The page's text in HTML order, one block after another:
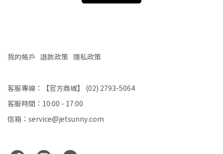
我的帳戶 退款政策 隱私政策
客服專線：【官方商城】 (02) 2793-5064
客服時間：10:00 - 17:00
信箱：service@jetsunny.com